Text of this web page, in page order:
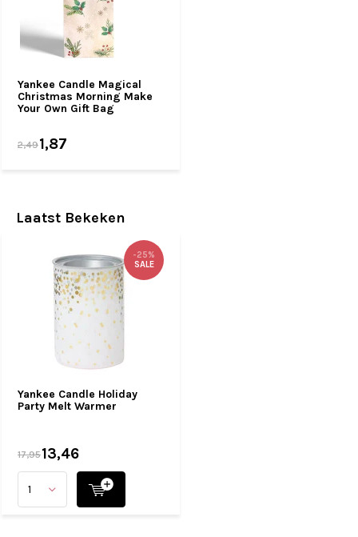
Yankee Candle Magical
Christmas Morning Make
Your Own Gift Bag
2,491,87
Laatst Bekeken
Yankee Candle Holiday
Party Melt Warmer
-25%
SALE
17,9513,46